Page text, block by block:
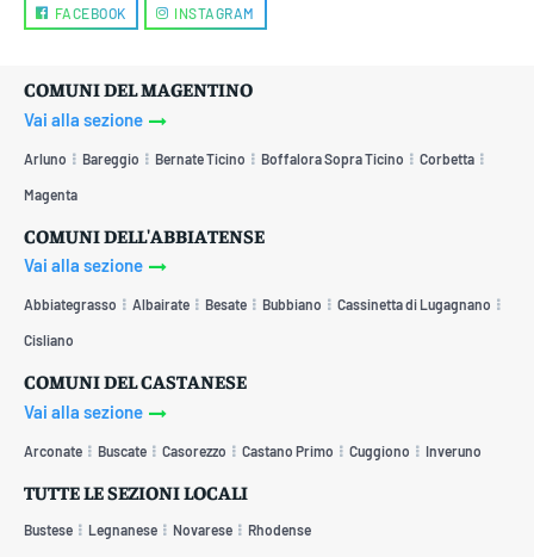
FACEBOOK INSTAGRAM
COMUNI DEL MAGENTINO
Vai alla sezione
Arluno Bareggio Bernate Ticino Boffalora Sopra Ticino Corbetta
Magenta
COMUNI DELL'ABBIATENSE
Vai alla sezione
Abbiategrasso Albairate Besate Bubbiano Cassinetta di Lugagnano
Cisliano
COMUNI DEL CASTANESE
Vai alla sezione
Arconate Buscate Casorezzo Castano Primo Cuggiono Inveruno
TUTTE LE SEZIONI LOCALI
Bustese Legnanese Novarese Rhodense